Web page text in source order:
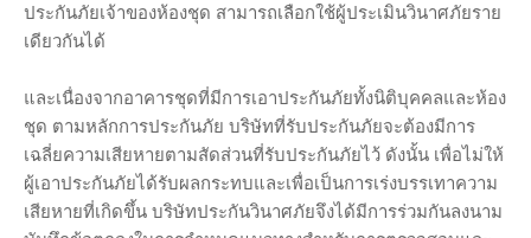
ประกันภัยเจ้าของห้องชุด สามารถเลือกใช้ผู้ประเมินวินาศภัยราย
เดียวกันได้
และเนื่องจากอาคารชุดที่มีการเอาประกันภัยทั้งนิติบุคคลและห้อง
ชุด ตามหลักการประกันภัย บริษัทที่รับประกันภัยจะต้องมีการ
เฉลี่ยความเสียหายตามสัดส่วนที่รับประกันภัยไว้ ดังนั้น เพื่อไม่ให้
ผู้เอาประกันภัยได้รับผลกระทบและเพื่อเป็นการเร่งบรรเทาความ
เสียหายที่เกิดขึ้น บริษัทประกันวินาศภัยจึงได้มีการร่วมกันลงนาม